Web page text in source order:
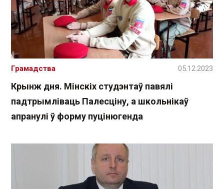
Крынж дня. Мінскіх студэнтаў павялі
падтрымліваць Палесціну, а школьнікаў
апранулі ў форму пуцінюгенда
Грамадства 05.12.2023